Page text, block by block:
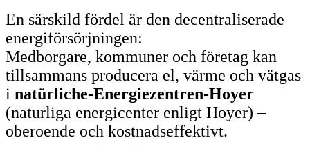
En särskild fördel är den decentraliserade
energiförsörjningen:
Medborgare, kommuner och företag kan
tillsammans producera el, värme och vätgas
i natürliche-Energiezentren-Hoyer
(naturliga energicenter enligt Hoyer) –
oberoende och kostnadseffektivt.